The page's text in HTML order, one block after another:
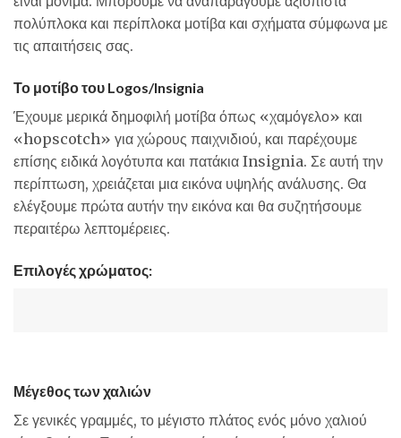
πολύπλοκα και περίπλοκα μοτίβα και σχήματα σύμφωνα με
τις απαιτήσεις σας.
Το μοτίβο του Logos/Insignia
Έχουμε μερικά δημοφιλή μοτίβα όπως «χαμόγελο» και
«hopscotch» για χώρους παιχνιδιού, και παρέχουμε
επίσης ειδικά λογότυπα και πατάκια Insignia. Σε αυτή την
περίπτωση, χρειάζεται μια εικόνα υψηλής ανάλυσης. Θα
ελέγξουμε πρώτα αυτήν την εικόνα και θα συζητήσουμε
περαιτέρω λεπτομέρειες.
Επιλογές χρώματος:
Μέγεθος των χαλιών
Σε γενικές γραμμές, το μέγιστο πλάτος ενός μόνο χαλιού